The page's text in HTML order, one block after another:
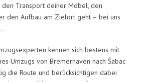
Transport deiner Möbel, den
den Aufbau am Zielort geht – bei uns
kennen sich bestens mit
Umzugs von Bremerhaven nach Šabac
die Route und berücksichtigen dabei